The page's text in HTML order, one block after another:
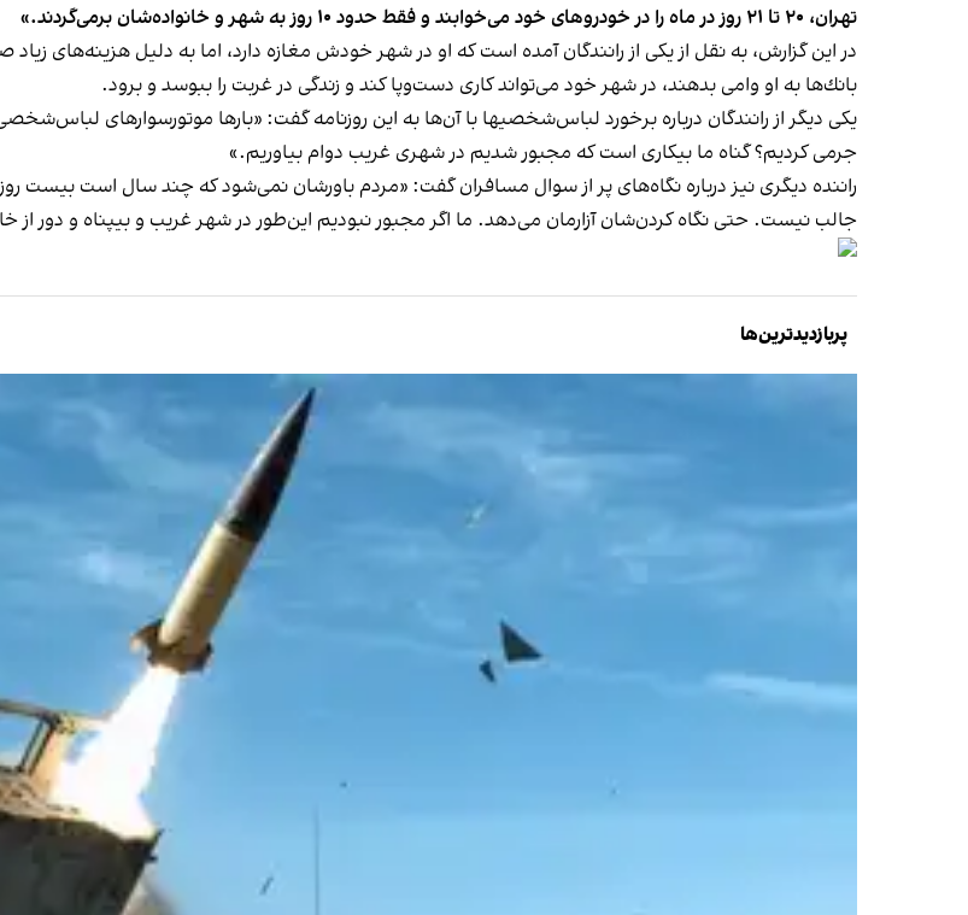
تهران، ۲۰ تا ۲۱ روز در ماه را در خودروهای خود می‌خوابند و فقط حدود ۱۰ روز به شهر و خانواده‌شان برمی‌گردند.»
در این گزارش، به نقل از یكی از رانندگان آمده است كه او در شهر خودش مغازه دارد، اما به دلیل هزینه‌های
بانك‌ها به او وامی بدهند، در شهر خود می‌تواند كاری دست‌وپا كند و زندگی در غربت را ببوسد و برود.
یكی دیگر از رانندگان درباره برخورد لباس‌شخصیها با آن‌ها به این روزنامه گفت: «بارها موتورسوارهای
جرمی كردیم؟ گناه ما بیكاری است كه مجبور شدیم در شهری غریب دوام بیاوریم.»
راننده دیگری نیز درباره نگاه‌های پر از سوال مسافران گفت: «مردم باورشان نمی‌شود كه چند سال است بیست
جالب نیست. حتی نگاه كردن‌شان آزارمان می‌دهد. ما اگر مجبور نبودیم این‌طور در شهر غریب و بیپناه و دور از
پربازدیدترین‌ها